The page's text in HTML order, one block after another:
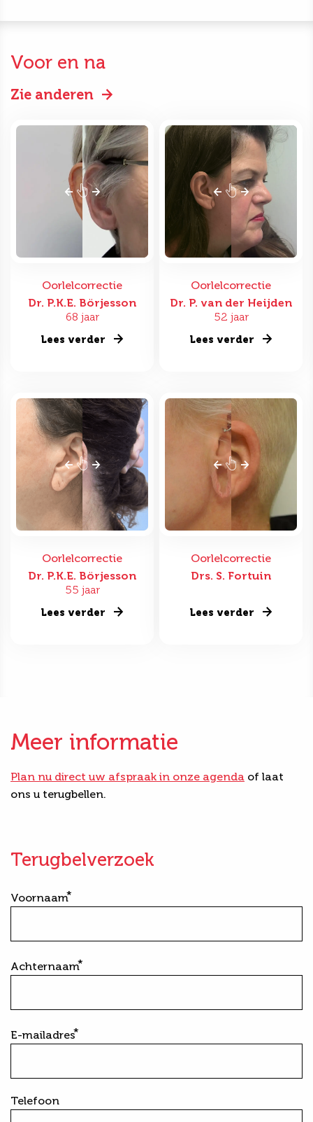
Voor en na
Zie anderen
Oorlelcorrectie
Dr. P.K.E. Börjesson
68 jaar
Lees verder
Oorlelcorrectie
Dr. P. van der Heijden
52 jaar
Lees verder
Oorlelcorrectie
Dr. P.K.E. Börjesson
55 jaar
Lees verder
Oorlelcorrectie
Drs. S. Fortuin
Lees verder
Meer informatie
Plan nu direct uw afspraak in onze agenda of laat
ons u terugbellen.
Terugbelverzoek
Voornaam
Achternaam
E-mailadres
Telefoon